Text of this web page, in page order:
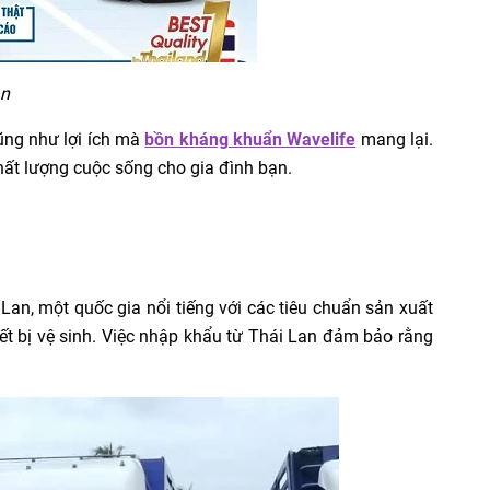
như lợi ích màbồn kháng khuẩn Wavelife mang lại.
lượng cuộc sống cho gia đình bạn.
một quốc gia nổi tiếng với các tiêu chuẩn sản xuất
bị vệ sinh. Việc nhập khẩu từ Thái Lan đảm bảo rằng